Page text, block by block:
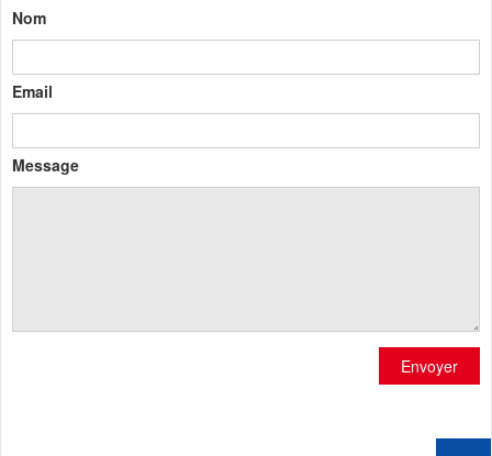
Nom
Email
Message
Envoyer